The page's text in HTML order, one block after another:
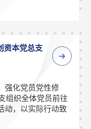
资本党总支
强化党员党性修
组织全体党员前往
动，以实际行动致